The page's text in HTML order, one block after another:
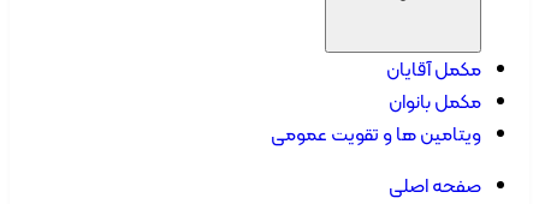
مکمل آقایان
مکمل بانوان
ویتامین ها و تقویت عمومی
صفحه اصلی